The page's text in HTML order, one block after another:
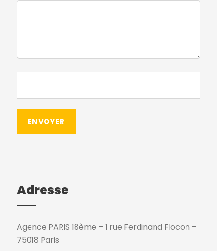
Adresse
Agence PARIS 18ème – 1 rue Ferdinand Flocon –
75018 Paris